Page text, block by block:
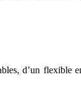
d’un flexible